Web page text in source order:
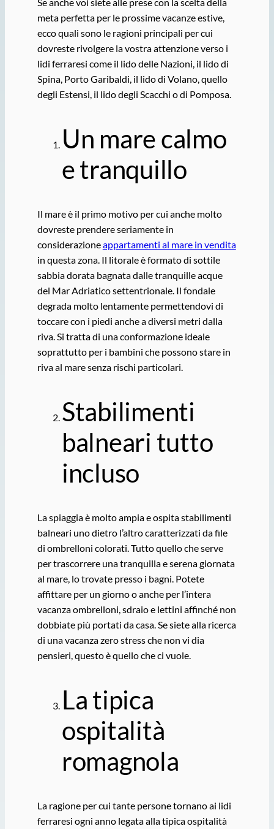
Se anche voi siete alle prese con la scelta della
meta perfetta per le prossime vacanze estive,
ecco quali sono le ragioni principali per cui
dovreste rivolgere la vostra attenzione verso i
lidi ferraresi come il lido delle Nazioni, il lido di
Spina, Porto Garibaldi, il lido di Volano, quello
degli Estensi, il lido degli Scacchi o di Pomposa.
Un mare calmo
e tranquillo
Il mare è il primo motivo per cui anche molto
dovreste prendere seriamente in
considerazioneappartamenti al mare in vendita
in questa zona. Il litorale è formato di sottile
sabbia dorata bagnata dalle tranquille acque
del Mar Adriatico settentrionale. Il fondale
degrada molto lentamente permettendovi di
toccare con i piedi anche a diversi metri dalla
riva. Si tratta di una conformazione ideale
soprattutto per i bambini che possono stare in
riva al mare senza rischi particolari.
Stabilimenti
balneari tutto
incluso
La spiaggia è molto ampia e ospita stabilimenti
balneari uno dietro l’altro caratterizzati da file
di ombrelloni colorati. Tutto quello che serve
per trascorrere una tranquilla e serena giornata
al mare, lo trovate presso i bagni. Potete
affittare per un giorno o anche per l’intera
vacanza ombrelloni, sdraio e lettini affinché non
dobbiate più portati da casa. Se siete alla ricerca
di una vacanza zero stress che non vi dia
pensieri, questo è quello che ci vuole.
La tipica
ospitalità
romagnola
La ragione per cui tante persone tornano ai lidi
ferraresi ogni anno legata alla tipica ospitalità